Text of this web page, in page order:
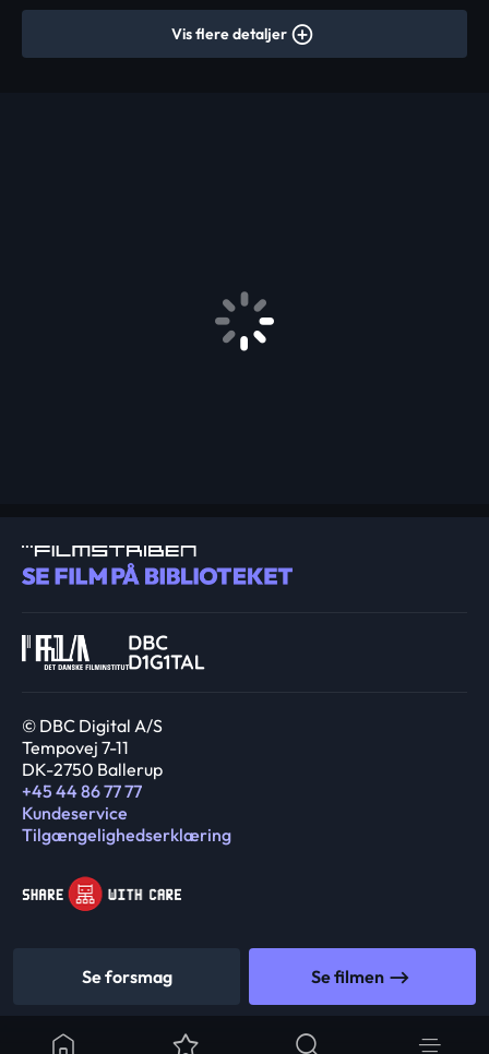
Se forsmag Se filmen
Vis flere detaljer
© DBC Digital A/S
Tempovej 7-11
DK-2750 Ballerup
+45 44 86 77 77
Kundeservice
Tilgængelighedserklæring